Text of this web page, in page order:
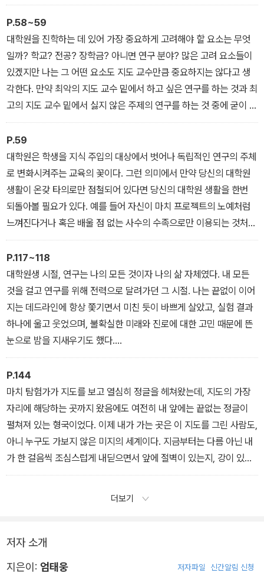
던 과정 중에 얻었을 부산물일 뿐, 그것이 이 글의 목적은 아님을 밝혀
둔다. 나는 어른이 되기 위해, 독립적으로 자신의 인생을 책임지고 이
끌어갈 주체가 되기 위해 우리들이 얻어야 할 대학원 속에서의 배움
에 대해 이야기해보고자 한다.
물론 인생이란 거창한 주제에 관해 이야기한다는 것이 그리 쉬운 일
이 아니다. 하지만 인생을 헤쳐가며 거창한 질문의 무게와 한 번도 정
면으로 맞서지 않는다면 우리의 인생은 남들이 세워놓은 ‘통과의
례’에만 허덕이다 끝나는 인생이 될지도 모른다. 고등학교 후엔 대학
교에 가고, 대학교 후엔 대학원에 가고, 대학원 후엔 회사에 가고, 입
사 후엔 결혼을 하고, 아이를 낳고, 집을 사고, 자녀를 키우고……. 이
렇게 눈앞에 놓인 통과의례를 해결하는 것에만 허덕이다 보면 ‘대체
내가 내 삶의 주인이었던 적이 있었던가?’ 싶은 후회가 밀려온다. 그
리고 내 인생이 통과의례의 등쌀에 떠밀려 살기 바쁘기만 했다는 생
각이 든다. 그렇게 우리가 떠밀려갔던 곳엔 나처럼 떠밀려온 다른 사
우리는 우리의 인생을 돌아볼 기회가 없었다.
P.58~59
대학원을 진학하는 데 있어 가장 중요하게 고려해야 할 요소는 무엇
일까? 학교? 전공? 장학금? 아니면 연구 분야? 많은 고려 요소들이
있겠지만 나는 그 어떤 요소도 지도 교수만큼 중요하지는 않다고 생
각한다. 만약 최악의 지도 교수 밑에서 하고 싶은 연구를 하는 것과 최
고의 지도 교수 밑에서 싫지 않은 주제의 연구를 하는 것 중에 굳이 고
르라고 한다면 나는 단연코 후자를 추천하고 싶다.
대학원생에게 지도 교수의 존재는 마치 갓난아이의 부모와 같다. 아
이가 부모를 통해 세상을 배우듯 어떤 지도 교수를 만나느냐에 따라
학계가 푸른 바다처럼 보일 수도 혹은 더러운 시궁창처럼 보일 수도
있기 때문이다. 대학원 생활의 푸른 바다를 만나고 싶다면 좋은 지도
교수를 만나는 것은 필수적이다. 대학원 생활이 지식을 습득하는 곳
이 아니라 나 자신을 성장시키는 곳이란 점을 상기한다면 좋은 지도
교수의 중요성을 이해할 수 있을 것이다.
하지만 많은 사람들이 학교 이름에 대한 미련을 버리지 못하고 ‘지도
교수 > 연구분야 > 장학금 > 학교’여야 할 선택의 우선순위를 그 반
대인 ‘학교 > 장학금 > 연구분야 > 지도 교수’로 생각하는 것 같다. 마
치 고등학교 때 ‘명문 대학의 안 좋은 과를 갈래, 아니면 후진 대학의
좋은 과를 갈래?’의 선택지 사이에서 고민하던 때처럼 말이다.
하지만 그런 얕은 고민으로 우리의 미래를 결정짓는 건 대학입시를
그리는 일이다. 그러니 단순히 이력서에 어떤 대학교 이름을 올리느
냐를 고민하기보다 소중한 나의 몇 년을 투자해 내 인생을 어떤 방향
으로 변화시킬 수 있을지 고민해보는 것이 좋을 것이다. 그리고 그 몇
년을 천국 혹은 지옥으로 만들 힘이 지도 교수에게 있다.
P.59
대학원은 학생을 지식 주입의 대상에서 벗어나 독립적인 연구의 주체
로 변화시켜주는 교육의 꽃이다. 그런 의미에서 만약 당신의 대학원
생활이 온갖 타의로만 점철되어 있다면 당신의 대학원 생활을 한번
되돌아볼 필요가 있다. 예를 들어 자신이 마치 프로젝트의 노예처럼
느껴진다거나 혹은 배울 점 없는 사수의 수족으로만 이용되는 것처럼
느껴진다면 당장 대학원 생활에 변화를 줄 필요가 있다. 우리는 삶의
주체가 되려고 대학원에 왔지 누군가의 수족이 되려고 온 것이 아니
기 때문이다.*
“교수님, 저는 어떤 연구를 하면 되죠?”라고 묻는 것은 “교수님, 저는
무얼 궁금해는 사람이죠?”라고 묻는 것과 같이 답이 나오지 않는 질
문이다. 또한 “교수님, 저는 어떻게 이 문제를 어떻게 풀어야 할까
요?”라고 해결책을 물으며 “교수님이 하라는 대로 했는데 다 안 되던
데요.”라며 지도 교수를 비난하는 것은 연구의 주체가 본인이어야 함
을 망각한 미성숙한 태도라고 할 수 있다. 지도 교수는 영어로 감독관
supervisor이라고 불리기도 하지만 조력자advisor라고 불리기도
한다.
P.117~118
대학원생 시절, 연구는 나의 모든 것이자 나의 삶 자체였다. 내 모든
것을 걸고 연구를 위해 전력으로 달려가던 그 시절. 나는 끝없이 이어
지는 데드라인에 항상 쫓기면서 미친 듯이 바쁘게 살았고, 실험 결과
하나에 울고 웃었으며, 불확실한 미래와 진로에 대한 고민 때문에 뜬
눈으로 밤을 지새우기도 했다.
실험이 계속해서 잘 안 될 때면 그렇게 힘들 수가 없다가도, 또 내 가
설이 맞는 것으로 나오면 그렇게도 기쁠 수가 없었다. 어느 날 새벽 메
일함을 열었을 때, 내 첫 번째 논문의 게재 수락 메일이 도착했던 순간
을 나는 아직 잊지 못한다. 무려 1년이 넘는 기간 동안 여러 번의 게재
거절과 세 번의 리비전을 거친 뒤였다.
나는 그 여정에서 많은 빛나는 사람들을 만났다. 그중 어떤 사람들은
정말 인류를 한 걸음 더 나아가게 하는 천재들이었다. 하지만 또 많은
사람들은 대학원이라는 기간을 불행하게 보내었고, 또 누군가는 그
는 비교적 운이 좋은 편이었지만, 그래도 인생에서 가장 힘들었던 시
나의 대학원 시절은 많은 역설과 복잡다단한 애증의 감정으로 가득하
P.144
마치 탐험가가 지도를 보고 열심히 정글을 헤쳐왔는데, 지도의 가장
자리에 해당하는 곳까지 왔음에도 여전히 내 앞에는 끝없는 정글이
펼쳐져 있는 형국이었다. 이제 내가 가는 곳은 이 지도를 그린 사람도,
아니 누구도 가보지 않은 미지의 세계이다. 지금부터는 다름 아닌 내
가 한 걸음씩 조심스럽게 내딛으면서 앞에 절벽이 있는지, 강이 있는
지를 확인하고 스스로 지도를 그려가야 한다.
에 대한 ‘정답’이라는 것이 존재하는지는 모르겠지만, 그 문제에 대해
더보기
저자 소개
지은이: 엄태웅 저자파일 신간알림 신청